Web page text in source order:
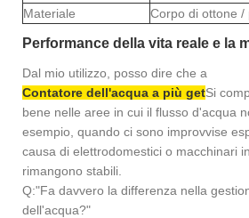
Materiale Corpo di ottone /
Performance della vita reale e la
Dal mio utilizzo, posso dire che a
Contatore dell'acqua a più getSi
bene nelle aree in cui il flusso d'acqua
esempio, quando ci sono improvvise
causa di elettrodomestici o macchinari
rimangono stabili.
Q:"Fa davvero la differenza nella
dell'acqua?"